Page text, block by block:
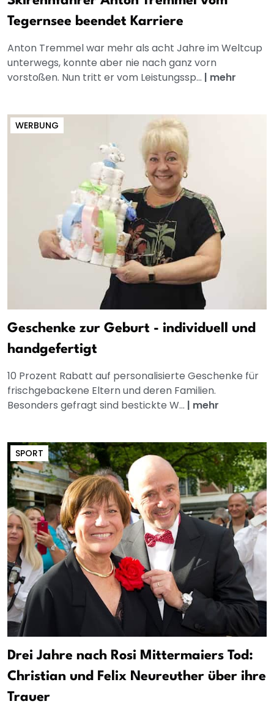
Tegernsee beendet Karriere
Anton Tremmel war mehr als acht Jahre im Weltcup
unterwegs, konnte aber nie nach ganz vorn
vorstoßen. Nun tritt er vom Leistungssp... | mehr
WERBUNG
Geschenke zur Geburt - individuell und
handgefertigt
10 Prozent Rabatt auf personalisierte Geschenke für
frischgebackene Eltern und deren Familien.
Besonders gefragt sind bestickte W... | mehr
SPORT
Drei Jahre nach Rosi Mittermaiers Tod:
Christian und Felix Neureuther über ihre
Trauer